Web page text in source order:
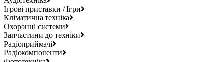
Ігрові приставки / Ігри
Кліматична техніка
Охоронні системи
Запчастини до техніки
Радіоприймачі
Радіокомпоненти